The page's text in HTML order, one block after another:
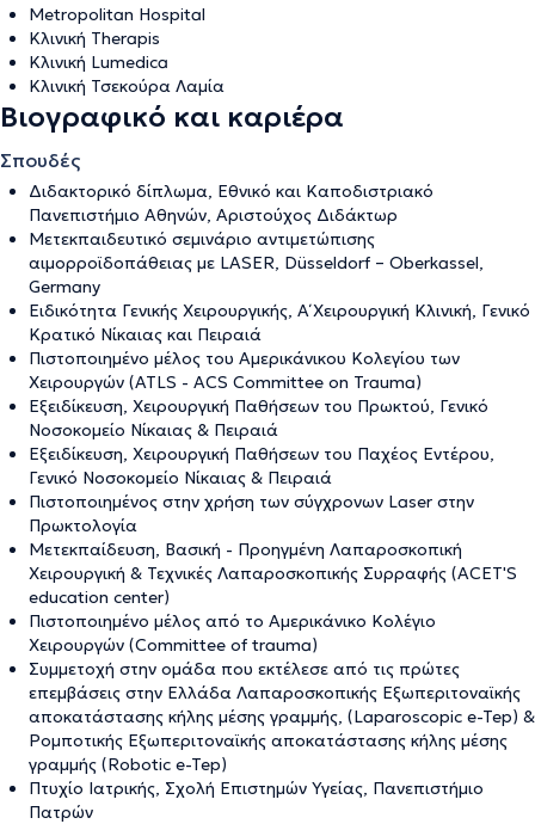
Metropolitan Hospital
Κλινική Therapis
Κλινική Lumedica
Kλινική Τσεκούρα Λαμία
Βιογραφικό και καριέρα
Σπουδές
Διδακτορικό δίπλωμα, Εθνικό και Καποδιστριακό
Πανεπιστήμιο Αθηνών, Αριστούχος Διδάκτωρ
Μετεκπαιδευτικό σεμινάριο αντιμετώπισης
αιμορροϊδοπάθειας με LASER, Düsseldorf – Oberkassel,
Germany
Ειδικότητα Γενικής Χειρουργικής, Α΄ Χειρουργική Κλινική, Γενικό
Κρατικό Νίκαιας και Πειραιά
Πιστοποιημένο μέλος του Αμερικάνικου Κολεγίου των
Χειρουργών (ATLS - ACS Committee on Trauma)
Εξειδίκευση, Χειρουργική Παθήσεων του Πρωκτού, Γενικό
Νοσοκομείο Νίκαιας & Πειραιά
Εξειδίκευση, Χειρουργική Παθήσεων του Παχέος Εντέρου,
Γενικό Νοσοκομείο Νίκαιας & Πειραιά
Πιστοποιημένος στην χρήση των σύγχρονων Laser στην
Πρωκτολογία
Μετεκπαίδευση, Βασική - Προηγμένη Λαπαροσκοπική
Χειρουργική & Τεχνικές Λαπαροσκοπικής Συρραφής (ACET'S
education center)
Πιστοποιημένο μέλος από το Αμερικάνικο Κολέγιο
Χειρουργών (Committee of trauma)
Συμμετοχή στην ομάδα που εκτέλεσε από τις πρώτες
επεμβάσεις στην Ελλάδα Λαπαροσκοπικής Εξωπεριτοναϊκής
αποκατάστασης κήλης μέσης γραμμής, (Laparoscopic e-Tep) &
Ρομποτικής Εξωπεριτοναϊκής αποκατάστασης κήλης μέσης
γραμμής (Robotic e-Tep)
Πτυχίο Ιατρικής, Σχολή Επιστημών Υγείας, Πανεπιστήμιο
Πατρών